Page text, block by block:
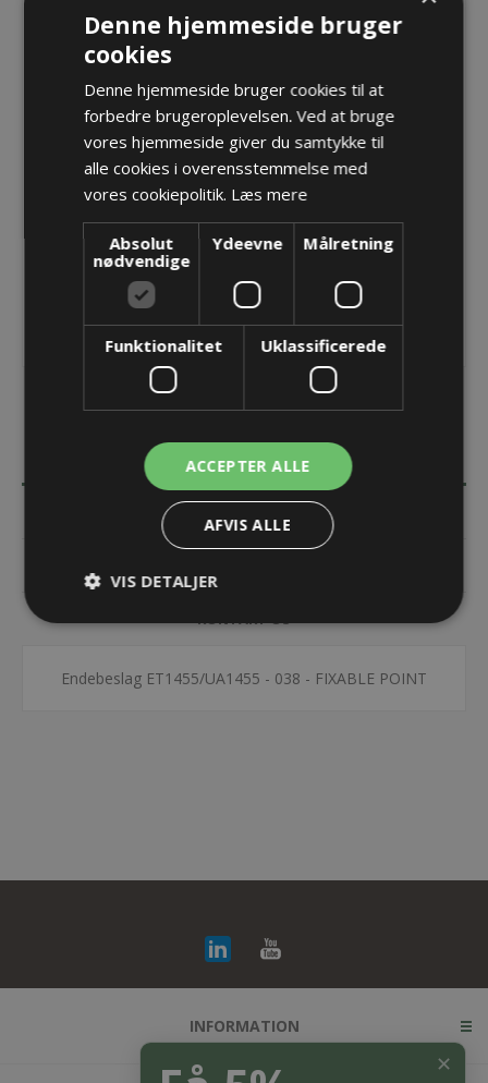
Endebeslag ET1455/UA1455 - 038 - FIXABLE POINT
Varenr.: 1455.038 MB
Producent: Kabelschlepp
Opret konto for at se priser
BESKRIVELSE
KONTAKT OS
Endebeslag ET1455/UA1455 - 038 - FIXABLE POINT
INFORMATION
✕
Denne hjemmeside bruger
cookies
Denne hjemmeside bruger cookies til at
forbedre brugeroplevelsen. Ved at bruge
vores hjemmeside giver du samtykke til
alle cookies i overensstemmelse med
vores cookiepolitik. Læs mere
Absolut
nødvendige
Ydeevne Målretning
Funktionalitet Uklassificerede
ACCEPTER ALLE
AFVIS ALLE
VIS DETALJER